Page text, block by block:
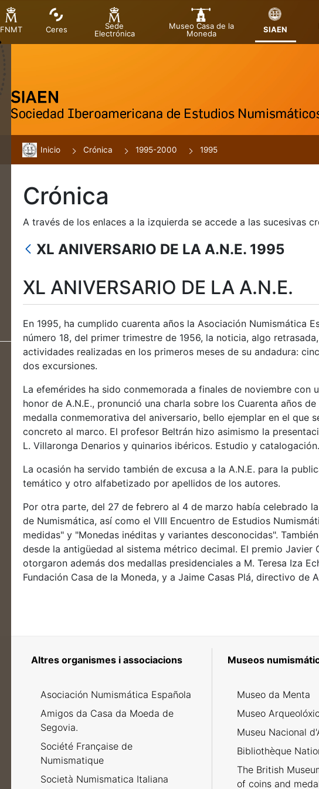
FNMT Ceres
Sede
Electrónica
Museo Casa de la
Moneda
SIAEN
Mostrar/Ocultar
Mostrar/Ocultar
Mostrar/Ocultar
Mostrar/Ocultar
Inicio Crónica 1995-2000 1995
Crónica
A través de los enlaces a la izquierda se accede a las sucesivas
XL ANIVERSARIO DE LA A.N.E. 1995
XL ANIVERSARIO DE LA A.N.E.
En 1995, ha cumplido cuarenta años la Asociación Numismática
número 18, del primer trimestre de 1956, la noticia, algo
actividades realizadas en los primeros meses de su andadura:
dos excursiones.
La efemérides ha sido conmemorada a finales de noviembre con
honor de A.N.E., pronunció una charla sobre los Cuarenta años
medalla conmemorativa del aniversario, bello ejemplar en el que
concreto al marco. El profesor Beltrán hizo asimismo la
L. Villaronga Denarios y quinarios ibéricos. Estudio y catalogación.
La ocasión ha servido también de excusa a la A.N.E. para la
temático y otro alfabetizado por apellidos de los autores.
Por otra parte, del 27 de febrero al 4 de marzo había celebrado
de Numismática, así como el VIII Encuentro de Estudios
medidas" y "Monedas inéditas y variantes desconocidas".
desde la antigüedad al sistema métrico decimal. El premio
otorgaron además dos medallas presidenciales a M. Teresa Iza
Fundación Casa de la Moneda, y a Jaime Casas Plá, directivo de
Altres organismes i associacions
Asociación Numismática Española
Amigos da Casa da Moeda de
Segovia.
Société Française de
Numismatique
Società Numismatica Italiana
Museos
Museo da Menta
Museo
Museu Nacional
Bibliothèque
The British
of coins and